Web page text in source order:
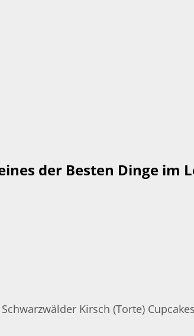
der Besten Dinge im
Kirsch (Torte)